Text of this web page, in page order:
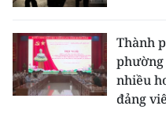
Thành
phường
nhiều
đảng